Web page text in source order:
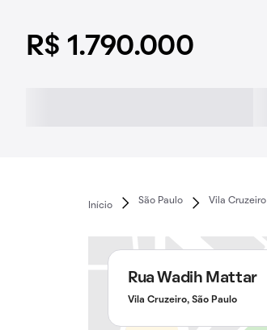
R$ 1.790.000
Início
São Paulo Vila Cruzeiro
Rua Wadih Mattar
Vila Cruzeiro, São Paulo